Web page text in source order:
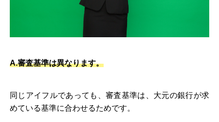
A.審査基準は異なります。
同じアイフルであっても、審査基準は、大元の銀行が求
めている基準に合わせるためです。